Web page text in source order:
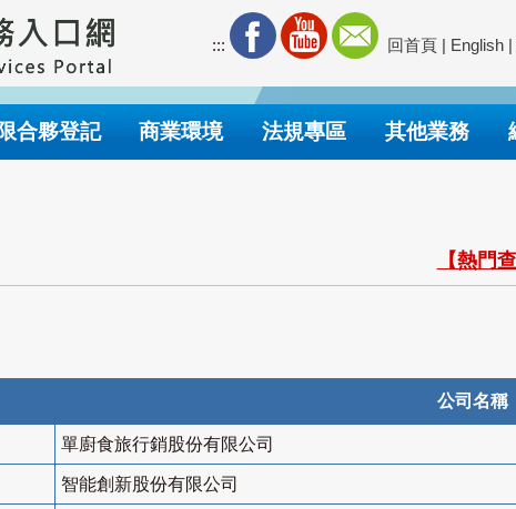
::: 回首頁 | English |
合夥登記 商業環境 法規專區 其他業務
【熱門
公司名稱
單廚食旅行銷股份有限公司
智能創新股份有限公司